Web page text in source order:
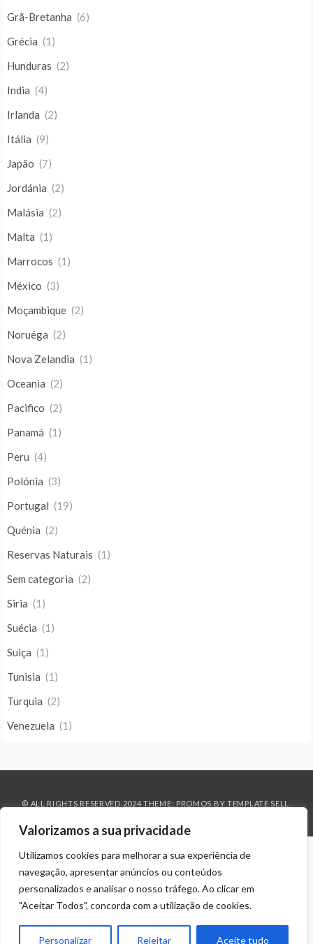
Valorizamos a sua privacidade
Utilizamos cookies para melhorar a sua experiência de
navegação, apresentar anúncios ou conteúdos
personalizados e analisar o nosso tráfego. Ao clicar em
"Aceitar Todos", concorda com a utilização de cookies.
Personalizar Rejeitar Aceite tudo
Grã-Bretanha (6)
Grécia (1)
Hunduras (2)
India (4)
Irlanda (2)
Itália (9)
Japão (7)
Jordánia (2)
Malásia (2)
Malta (1)
Marrocos (1)
México (3)
Moçambique (2)
Noruéga (2)
Nova Zelandia (1)
Oceania (2)
Pacifico (2)
Panamá (1)
Peru (4)
Polónia (3)
Portugal (19)
Quénia (2)
Reservas Naturais (1)
Sem categoria (2)
Siria (1)
Suécia (1)
Suiça (1)
Tunisia (1)
Turquia (2)
Venezuela (1)
© ALL RIGHTS RESERVED 2024 THEME: PROMOS BY TEMPLATE SELL